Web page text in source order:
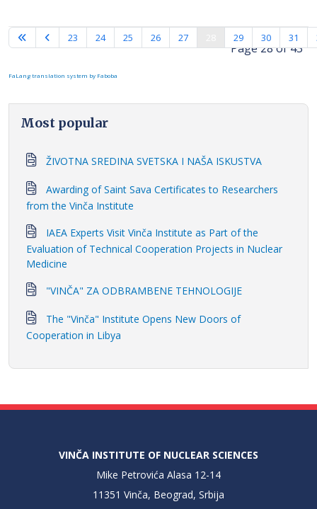
Page 28 of 43
23 24 25 26 27 29 30 31
FaLang translation system by Faboba
Most popular
ŽIVOTNA SREDINA SVETSKA I NAŠA ISKUSTVA
Awarding of Saint Sava Certificates to Researchers
from the Vinča Institute
IAEA Experts Visit Vinča Institute as Part of the
Evaluation of Technical Cooperation Projects in Nuclear
Medicine
"VINČA" ZA ODBRAMBENE TEHNOLOGIJE
The "Vinča" Institute Opens New Doors of
Cooperation in Libya
VINČA INSTITUTE OF NUCLEAR SCIENCES
Mike Petrovića Alasa 12-14
11351 Vinča, Beograd, Srbija